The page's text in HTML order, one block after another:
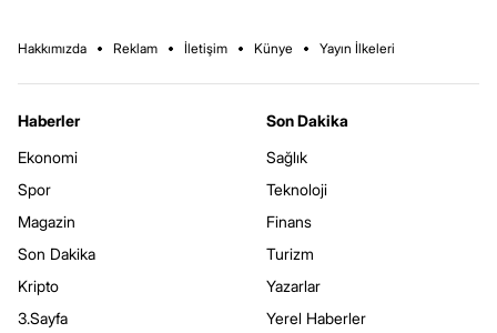
Hakkımızda Reklam İletişim Künye Yayın İlkeleri
Haberler
Ekonomi
Spor
Magazin
Son Dakika
Kripto
3.Sayfa
Son Dakika
Sağlık
Teknoloji
Finans
Turizm
Yazarlar
Yerel Haberler